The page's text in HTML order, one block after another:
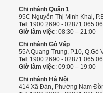
Chi nhánh Quận 1
95C Nguyễn Thị Minh Khai,
Tel : 1900 2690 - 02871 065
Giờ làm việc: 08:30 – 21:00
Chi nhánh Gò Vấp
55A Quang Trung, P.10, Q.Gò
Tel : 1900 2690 - 02871 065
Giờ làm việc: 09:00 – 19:00
Chi nhánh Hà Nội
414 Xã Đàn, Phường Nam